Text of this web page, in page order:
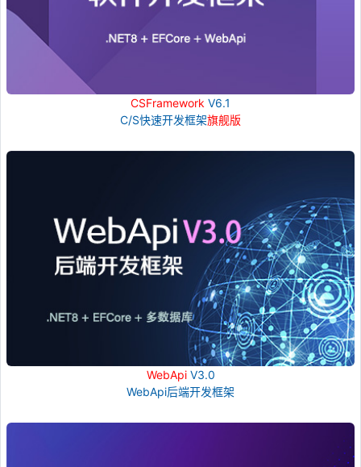
CSFramework V6.1
C/S快速开发框架旗舰版
WebApiV3.0
WebApi后端开发框架